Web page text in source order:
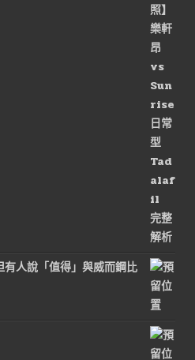
人說「值得」與威而鋼比